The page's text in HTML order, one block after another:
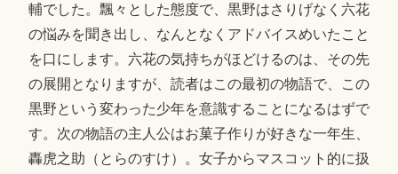
輔でした。飄々とした態度で、黒野はさりげなく六花
の悩みを聞き出し、なんとなくアドバイスめいたこと
を口にします。六花の気持ちがほどけるのは、その先
の展開となりますが、読者はこの最初の物語で、この
黒野という変わった少年を意識することになるはずで
す。次の物語の主人公はお菓子作りが好きな一年生、
轟虎之助（とらのすけ）。女子からマスコット的に扱